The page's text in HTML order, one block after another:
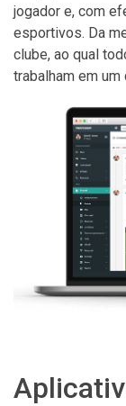
jogador e, com
esportivos. Da
clube, ao qual
trabalham em